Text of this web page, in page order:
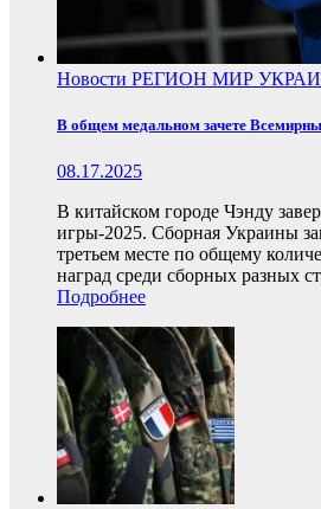
Новости РЕГИОН МИР
В общем медальном зачете
08.17.2025
В китайском городе Чэнду
игры-2025. Сборная Украины
третьем месте по общему
наград среди сборных разных
Подробнее